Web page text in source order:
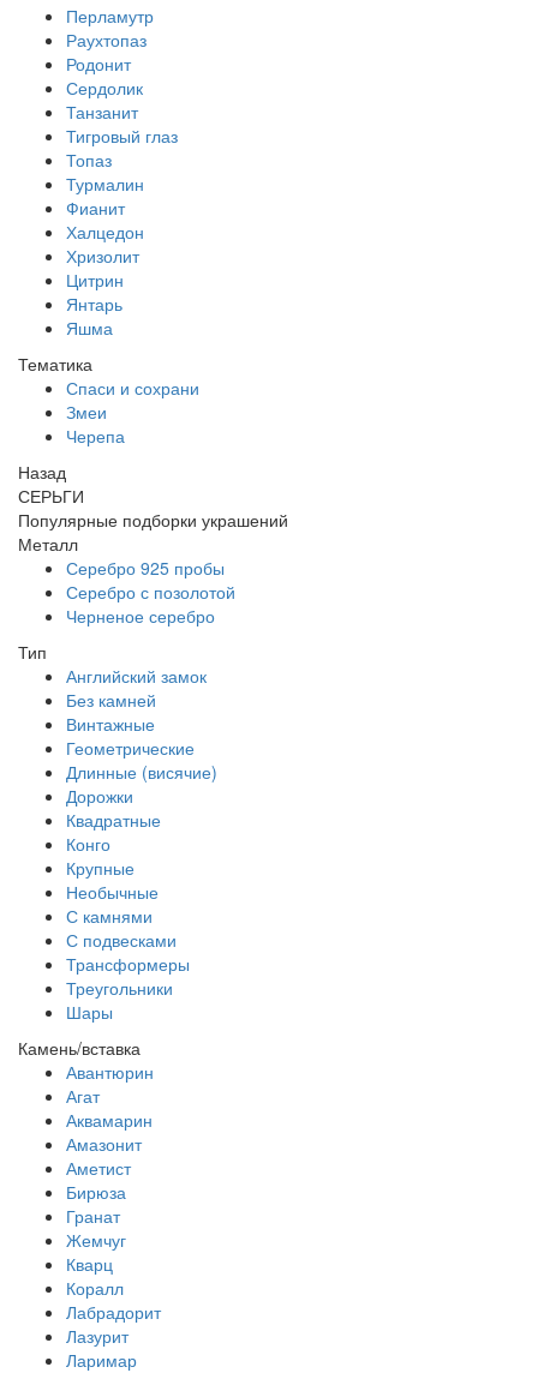
Перламутр
Раухтопаз
Родонит
Сердолик
Танзанит
Тигровый глаз
Топаз
Турмалин
Фианит
Халцедон
Хризолит
Цитрин
Янтарь
Яшма
Тематика
Спаси и сохрани
Змеи
Черепа
Назад
СЕРЬГИ
Популярные подборки украшений
Металл
Серебро 925 пробы
Серебро с позолотой
Черненое серебро
Тип
Английский замок
Без камней
Винтажные
Геометрические
Длинные (висячие)
Дорожки
Квадратные
Конго
Крупные
Необычные
С камнями
С подвесками
Трансформеры
Треугольники
Шары
Камень/вставка
Авантюрин
Агат
Аквамарин
Амазонит
Аметист
Бирюза
Гранат
Жемчуг
Кварц
Коралл
Лабрадорит
Лазурит
Ларимар